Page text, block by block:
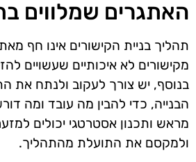
האתגרים שמלווים
תהליך בניית הקישורים אינו חף
מקישורים לא איכותיים שעשויים
בנוסף, יש צורך לעקוב ולנתח את
הבנייה, כדי להבין מה עובד ומה
מראש ותכנון אסטרטגי יכולים
ולמקסם את התועלת מהתהליך.